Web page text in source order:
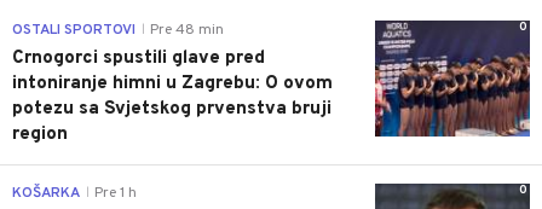
0
OSTALI SPORTOVI Pre 48 min
Crnogorci spustili glave pred
intoniranje himni u Zagrebu: O ovom
potezu sa Svjetskog prvenstva bruji
region
0
KOŠARKA Pre 1 h